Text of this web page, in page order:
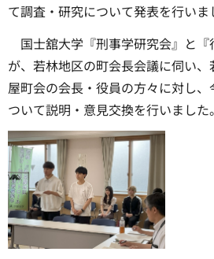
て調査・研究について発表を行いま
国士舘大学『刑事学研究会』と
が、若林地区の町会長会議に伺い
屋町会の会長・役員の方々に対し
ついて説明・意見交換を行いました。